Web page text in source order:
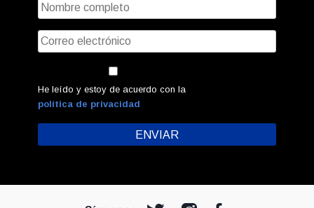
He leído y estoy de acuerdo con la
política de privacidad